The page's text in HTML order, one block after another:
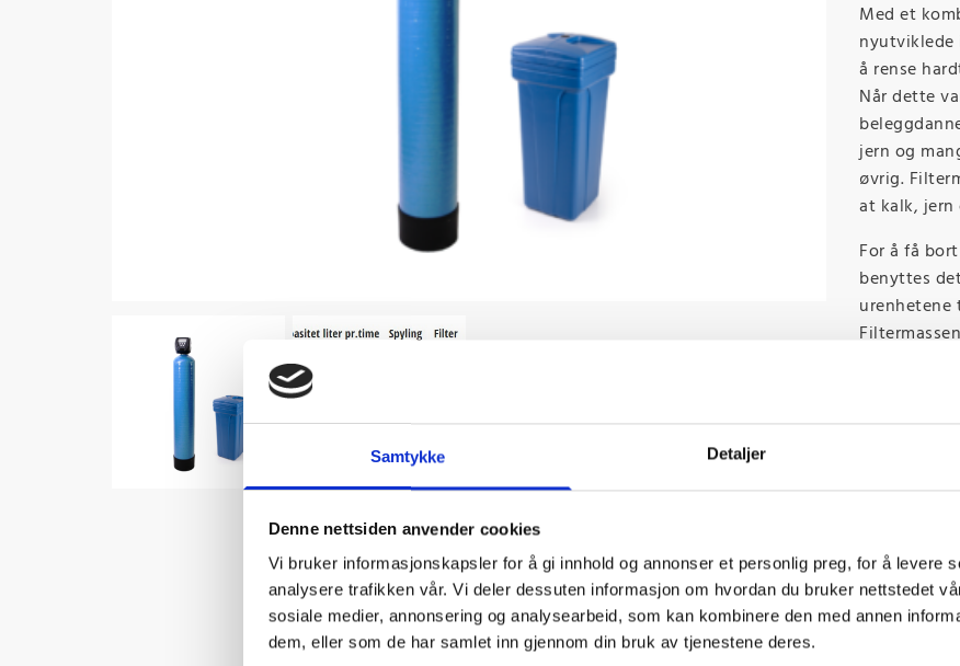
Samtykke Detaljer
Denne nettsiden anvender cookies
Vi bruker informasjonskapsler for å gi innhold og annonser et personlig preg, for å levere
analysere trafikken vår. Vi deler dessuten informasjon om hvordan du bruker nettstedet
sosiale medier, annonsering og analysearbeid, som kan kombinere den med annen
dem, eller som de har samlet inn gjennom din bruk av tjenestene deres.
Med et
nyutviklede
å rense
Når dette
jern og
øvrig.
at kalk, jern
For å få
benyttes
urenhetene
Kalsium,
Denne
det er lite
og dette
avhengig
blandes
mangan og